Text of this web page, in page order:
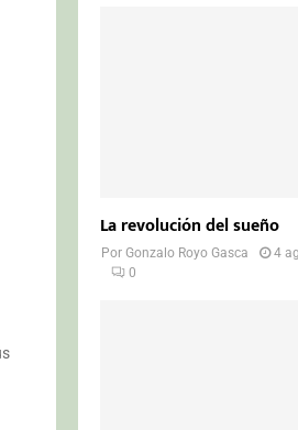
La revolución del sueño
PorGonzalo Royo Gasca
4
0